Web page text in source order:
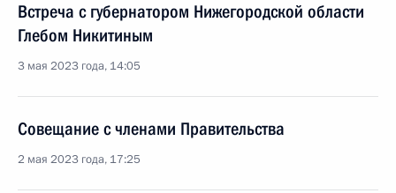
Встреча с губернатором Нижегородской области
Глебом Никитиным
3 мая 2023 года, 14:05
Совещание с членами Правительства
2 мая 2023 года, 17:25